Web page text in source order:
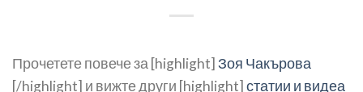
Прочетете повече за [highlight]Зоя Чакърова
[/highlight] и вижте други [highlight]статии и видеа